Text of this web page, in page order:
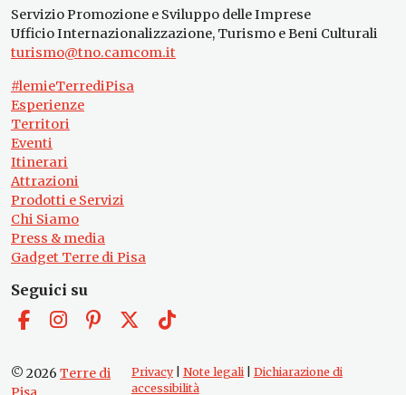
Servizio Promozione e Sviluppo delle Imprese
Ufficio Internazionalizzazione, Turismo e Beni Culturali
turismo@tno.camcom.it
#lemieTerrediPisa
Esperienze
Territori
Eventi
Itinerari
Attrazioni
Prodotti e Servizi
Chi Siamo
Press & media
Gadget Terre di Pisa
Seguici su
© 2026 Terre di
Privacy| Note legali| Dichiarazione di
accessibilità